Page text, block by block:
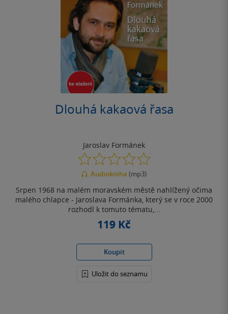
Dlouhá kakaová řasa
Jaroslav Formánek
0.0
z
5
Audiokniha (mp3)
Srpen 1968 na malém moravském městě nahlížený očima
malého chlapce - Jaroslava Formánka, který se v roce 2000
rozhodl k tomuto tématu,...
119 Kč
Koupit
Uložit do seznamu